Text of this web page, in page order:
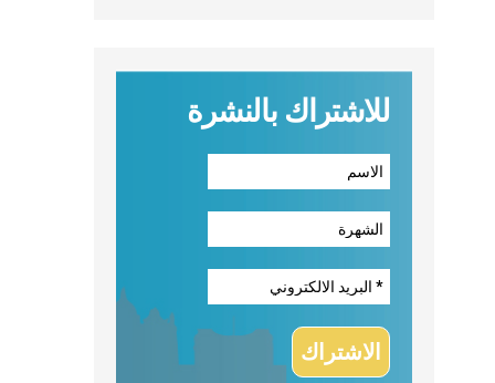
للاشتراك بالنشرة